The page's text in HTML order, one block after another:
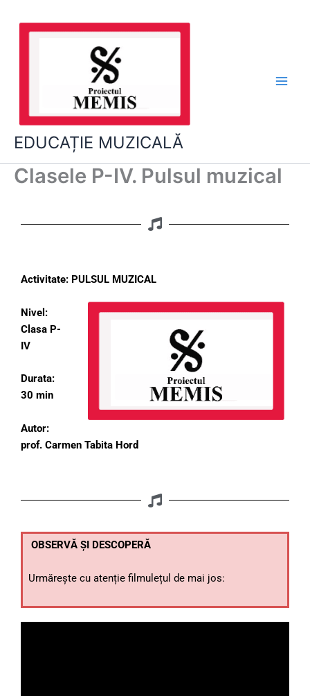
EDUCAȚIE MUZICALĂ
Clasele P-IV. Pulsul muzical
Activitate: PULSUL MUZICAL
Nivel:
Clasa P-
IV
Durata:
30 min
Autor:
prof. Carmen Tabita Hord
OBSERVĂ ȘI DESCOPERĂ
Urmărește cu atenție filmulețul de mai jos: